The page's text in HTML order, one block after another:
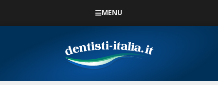
MENU